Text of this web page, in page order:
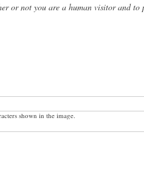
or not you are a human visitor and to
shown in the image.